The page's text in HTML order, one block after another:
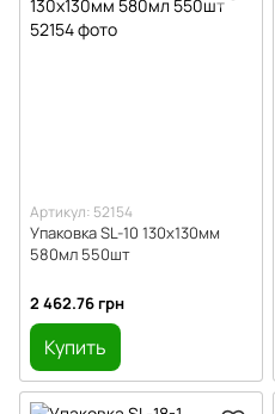
Артикул: 52154
Упаковка SL-10 130х130мм
580мл 550шт
2 462.76 грн
Купить